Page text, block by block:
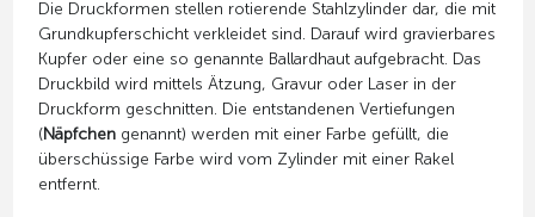
Die Druckformen stellen rotierende Stahlzylinder dar, die mit
Grundkupferschicht verkleidet sind. Darauf wird gravierbares
Kupfer oder eine so genannte Ballardhaut aufgebracht. Das
Druckbild wird mittels Ätzung, Gravur oder Laser in der
Druckform geschnitten. Die entstandenen Vertiefungen
(Näpfchengenannt) werden mit einer Farbe gefüllt, die
überschüssige Farbe wird vom Zylinder mit einer Rakel
entfernt.